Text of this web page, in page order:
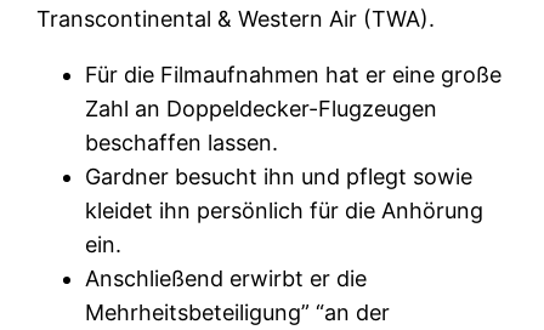
Transcontinental & Western Air (TWA).
Für die Filmaufnahmen hat er eine große
Zahl an Doppeldecker-Flugzeugen
beschaffen lassen.
Gardner besucht ihn und pflegt sowie
kleidet ihn persönlich für die Anhörung
ein.
Anschließend erwirbt er die
Mehrheitsbeteiligung” “an der